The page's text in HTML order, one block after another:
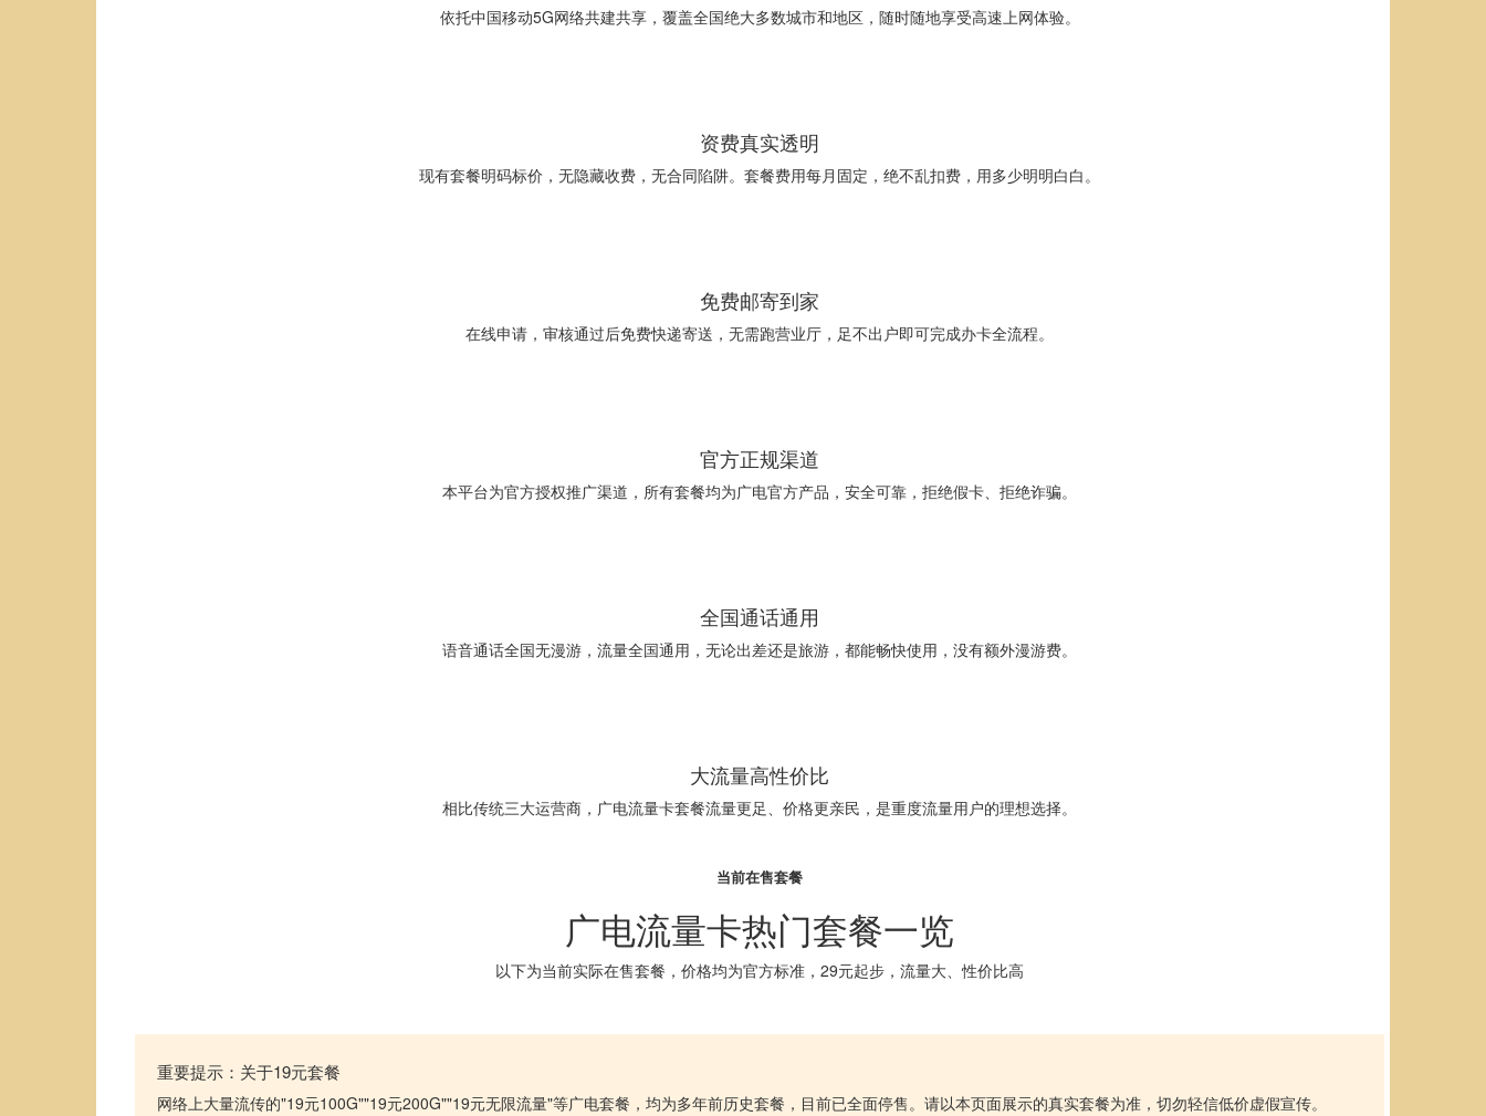
依托中国移动5G网络共建共享，覆盖全国绝大多数城市和地区，随时随地享受高速上网体验。
资费真实透明
现有套餐明码标价，无隐藏收费，无合同陷阱。套餐费用每月固定，绝不乱扣费，用多少明明白白。
免费邮寄到家
在线申请，审核通过后免费快递寄送，无需跑营业厅，足不出户即可完成办卡全流程。
官方正规渠道
本平台为官方授权推广渠道，所有套餐均为广电官方产品，安全可靠，拒绝假卡、拒绝诈骗。
全国通话通用
语音通话全国无漫游，流量全国通用，无论出差还是旅游，都能畅快使用，没有额外漫游费。
大流量高性价比
相比传统三大运营商，广电流量卡套餐流量更足、价格更亲民，是重度流量用户的理想选择。
当前在售套餐
广电流量卡热门套餐一览
以下为当前实际在售套餐，价格均为官方标准，29元起步，流量大、性价比高
重要提示：关于19元套餐
网络上大量流传的"19元100G""19元200G""19元无限流量"等广电套餐，均为多年前历史套餐，目前已全面停售。请以本页面展示的真实套餐为准，切勿轻信低价虚假宣传。